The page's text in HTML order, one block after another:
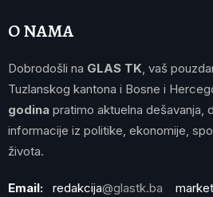
O NAMA
Dobrodošli na GLAS TK , vaš
Tuzlanskog kantona i Bosne i
godina pratimo aktuelna dešavanja,
informacije iz politike, ekonomije,
života.
Email: redakcija@glastk.ba